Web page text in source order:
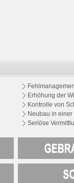
Erhöhung der
Kontrolle von
Neubau in einer
Seriöse